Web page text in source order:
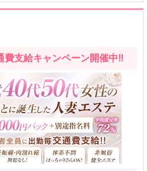
費支給キャンペーン開催中‼️